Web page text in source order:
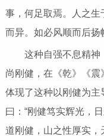
事，何足取焉。人之
而异。如必风顺而后扬
这种自强不息精神
尚刚健，在《乾》《
体现了这种以刚健为主
曰：“刚健笃实辉光，
道刚健，山之性厚实